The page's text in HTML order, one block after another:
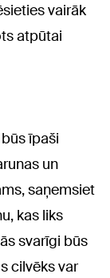
vairāk
atpūtai
īpaši
un
saņemsiet
kas liks
svarīgi būs
cilvēks var